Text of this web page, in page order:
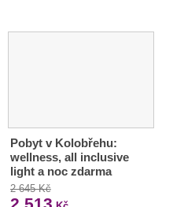
Pobyt v Kolobřehu:
wellness, all inclusive
light a noc zdarma
2 645 Kč